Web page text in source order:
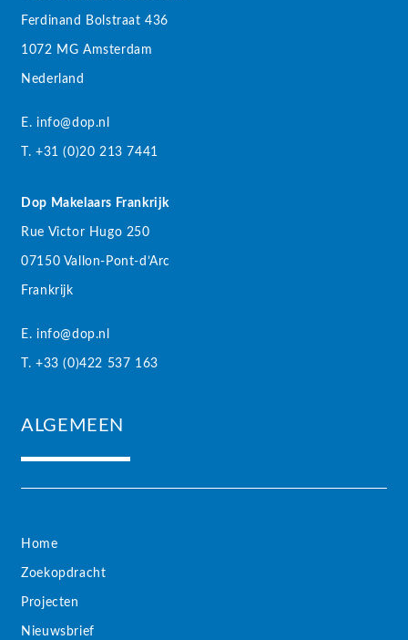
Ferdinand Bolstraat 436
1072 MG Amsterdam
Nederland
E. info@dop.nl
T. +31 (0)20 213 7441
Dop Makelaars Frankrijk
Rue Victor Hugo 250
07150 Vallon-Pont-d’Arc
Frankrijk
E. info@dop.nl
T. +33 (0)422 537 163
ALGEMEEN
Home
Zoekopdracht
Projecten
Nieuwsbrief